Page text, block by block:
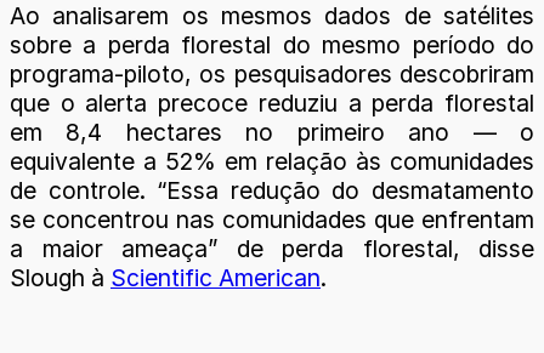
Ao analisarem os mesmos dados de satélites
sobre a perda florestal do mesmo período do
programa-piloto, os pesquisadores descobriram
que o alerta precoce reduziu a perda florestal
em 8,4 hectares no primeiro ano — o
equivalente a 52% em relação às comunidades
de controle. “Essa redução do desmatamento
se concentrou nas comunidades que enfrentam
a maior ameaça” de perda florestal, disse
Slough à Scientific American.